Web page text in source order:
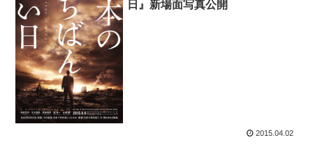
日』新場面写真公開
2015.04.02